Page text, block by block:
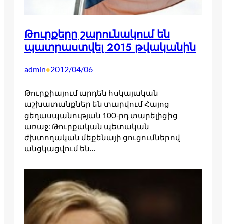
Թուրքերը շարունակում են
պատրաստվել 2015 թվականին
admin•2012/04/06
Թուրքիայում արդեն հսկայական
աշխատանքներ են տարվում Հայոց
ցեղասպանության 100-րդ տարելիցից
առաջ: Թուրքական պետական
ժխտողական մեքենայի ցուցումներով
անցկացվում են…